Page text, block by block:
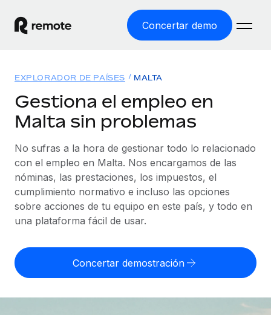
Concertar demo
EMPLEO GLOBAL
Nómina global
Gestiona las nóminas de forma sencilla y conforme a la
legalidad.
Employer of Record
Expándete en todo el mundo sin gastar en entidades.
cumpliendo la normativa.
Soluciones
COBERTURA MUNDIAL
Explorador de países
Consulta el soporte del empleo global según el país.
Explorador estatal de EE. UU.
Simplifica la contratación en todos los estados de EE.
Comparador de Remote
Compáranos con otras empresas.
Recursos
HERRAMIENTAS Y CALCULADORAS
Calculadora del riesgo de clasificación errónea
Consulta el riesgo de clasificación errónea por país.
cualquier país.
Precios
English
Nederlands
EXPLORADOR DE PAÍSES MALTA
Gestiona el empleo en
Malta sin problemas
No sufras a la hora de gestionar todo lo relacionado
con el empleo en Malta. Nos encargamos de las
nóminas, las prestaciones, los impuestos, el
cumplimiento normativo e incluso las opciones
sobre acciones de tu equipo en este país, y todo en
una plataforma fácil de usar.
Concertar demostración